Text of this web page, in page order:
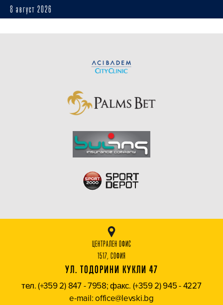
8 август 2026
ЦЕНТРАЛЕН ОФИС
1517, СОФИЯ
УЛ. ТОДОРИНИ КУКЛИ 47
тел. (+359 2) 847 - 7958; факс. (+359 2) 945 - 4227
e-mail: office@levski.bg